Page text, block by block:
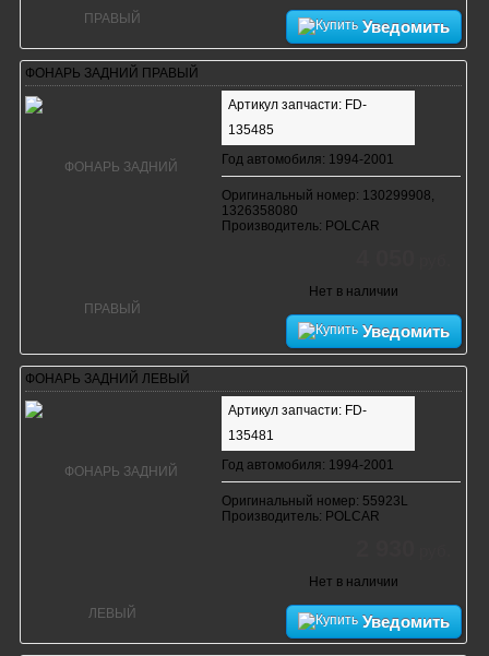
Уведомить
ФОНАРЬ ЗАДНИЙ ПРАВЫЙ
Артикул запчасти: FD-
135485
Год автомобиля: 1994-2001
Оригинальный номер: 130299908,
1326358080
Производитель: POLCAR
Нет в наличии
Уведомить
ФОНАРЬ ЗАДНИЙ ЛЕВЫЙ
Артикул запчасти: FD-
135481
Год автомобиля: 1994-2001
Оригинальный номер: 55923L
Производитель: POLCAR
Нет в наличии
Уведомить